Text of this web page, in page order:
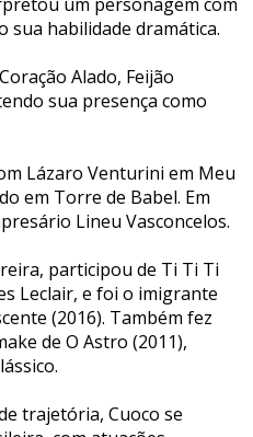
sua habilidade dramática.
Alado, Feijão
sua presença como
Lázaro Venturini em Meu
em Torre de Babel. Em
Lineu Vasconcelos.
participou de Ti Ti Ti
Leclair, e foi o imigrante
(2016). Também fez
de O Astro (2011),
trajetória, Cuoco se